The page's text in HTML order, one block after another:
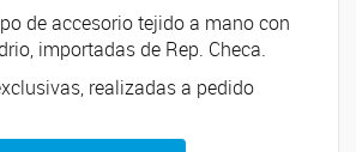
de accesorio tejido a mano con
importadas de Rep. Checa.
realizadas a pedido